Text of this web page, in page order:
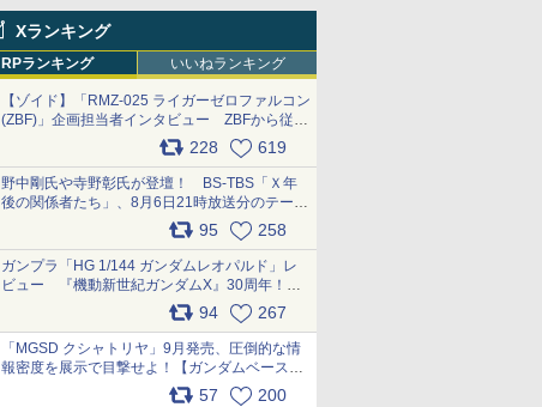
Xランキング
RPランキング いいねランキング
【ゾイド】「RMZ-025 ライガーゼロファルコン
(ZBF)」企画担当者インタビュー ZBFから従来
デザインまで再現可能なボリューム満点のキッ
ト pic.x.com/6zOqQAQKkX
228 619
野中剛氏や寺野彰氏が登壇！ BS-TBS「Ｘ年
後の関係者たち」、8月6日21時放送分のテーマ
は「超合金」！ pic.x.com/uWyt1uyuFm
95 258
ガンプラ「HG 1/144 ガンダムレオパルド」レ
ビュー 『機動新世紀ガンダムX』30周年！イ
ンナーアームガトリングの変形機構まで再現し
最新フォーマットでキット化！
pic.x.com/nszPIDTpbg
94 267
「MGSD クシャトリヤ」9月発売、圧倒的な情
報密度を展示で目撃せよ！【ガンダムベース撮
り下ろし】 pic.x.com/3rPjsfk7qZ
57 200